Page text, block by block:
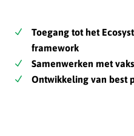
Toegang tot het
framework
Samenwerken met
Ontwikkeling van best